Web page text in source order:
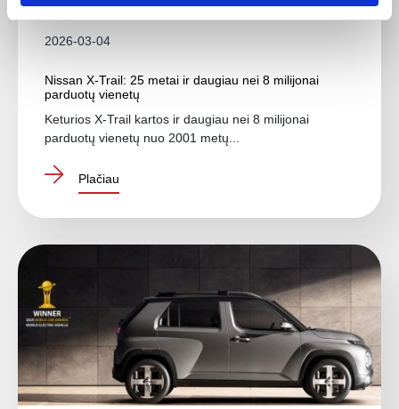
2026-03-04
Nissan X-Trail: 25 metai ir daugiau nei 8 milijonai
parduotų vienetų
Keturios X-Trail kartos ir daugiau nei 8 milijonai
parduotų vienetų nuo 2001 metų...
Plačiau